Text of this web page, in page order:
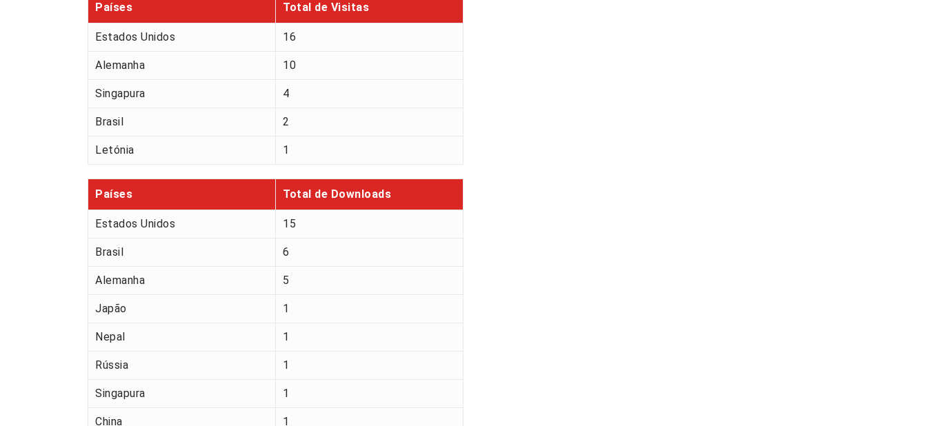
Países
Total de Visitas
Estados Unidos 16
Alemanha 10
Singapura 4
Brasil 2
Letónia 1
Países Total de Downloads
Estados Unidos 15
Brasil 6
Alemanha 5
Japão 1
Nepal 1
Rússia 1
Singapura 1
China 1